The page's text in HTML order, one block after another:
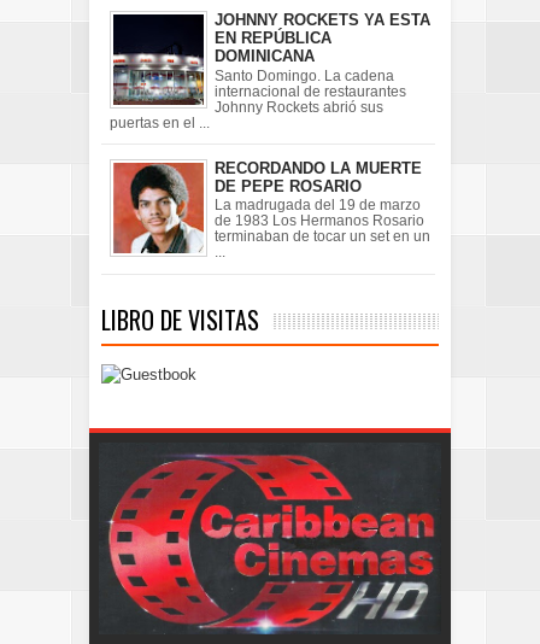
JOHNNY ROCKETS YA ESTA
EN REPÚBLICA
DOMINICANA
Santo Domingo. La cadena
internacional de restaurantes
Johnny Rockets abrió sus
puertas en el ...
RECORDANDO LA MUERTE
DE PEPE ROSARIO
La madrugada del 19 de marzo
de 1983 Los Hermanos Rosario
terminaban de tocar un set en un
...
LIBRO DE VISITAS